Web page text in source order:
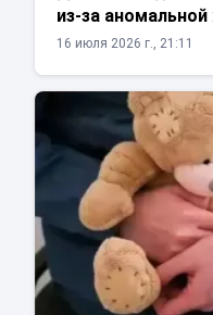
из-за
16 июля 2026 г., 21:11